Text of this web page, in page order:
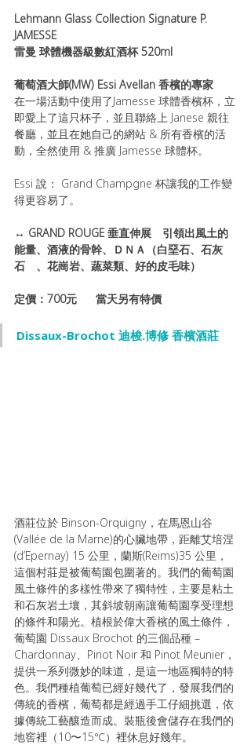
Lehmann Glass Collection Signature P.
JAMESSE
雷曼 球體機器級數紅酒杯 520ml
葡萄酒大師(MW) Essi Avellan 香檳的專家
在一場活動中使用了Jamesse 球體香檳杯，立
即愛上了這只杯子，並且聯絡上 Janese 親往
餐廳，並且在她自己的網站 & 所有香檳的活
動，全然使用 & 推廣 Jamesse 球體杯。
Essi 說： Grand Champgne 杯讓我的工作變
得更容易了。
↔ GRAND ROUGE 垂直伸展　引領出風土的
能量、酒液的骨幹、ＤＮＡ（白堊石、石灰
石　、花崗岩、蔬菜類、好的皮毛味）
定價：700元      當天另有特價
Dissaux-Brochot 迪梭.博修 香檳酒莊
酒莊位於 Binson-Orquigny，在馬恩山谷
(Vallée de la Marne)的心臟地帶，距離艾培涅
(d’Epernay) 15 公里，蘭斯(Reims)35 公里，
這個村莊是被葡萄園包圍著的。我們的葡萄園
風土條件的多樣性帶來了獨特性，主要是粘土
和石灰岩土壤，其斜坡朝南讓葡萄園享受理想
的條件和陽光。植根於偉大香檳的風土條件，
葡萄園 Dissaux Brochot 的三個品種 –
Chardonnay、Pinot Noir 和 Pinot Meunier，
提供一系列微妙的味道，是這一地區獨特的特
色。我們種植葡萄已經好幾代了，發展我們的
傳統的香檳，葡萄都是經過手工仔細挑選，依
據傳統工藝釀造而成。裝瓶後會儲存在我們的
地窖裡（10〜15℃）裡休息好幾年。